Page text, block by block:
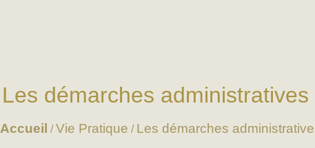
Les démarches administratives
Accueil /Vie Pratique / Les démarches